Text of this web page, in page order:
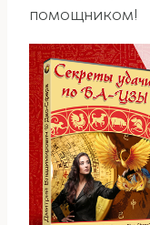
помощником!